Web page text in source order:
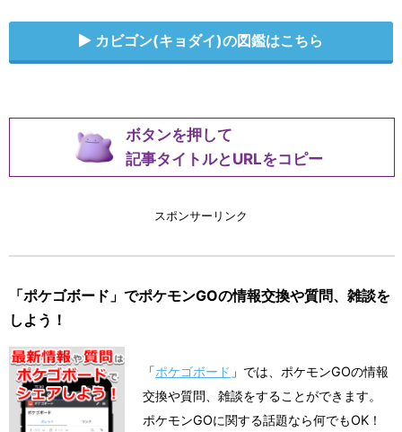
カビゴン(キョダイ)の図鑑はこちら
ボタンを押して
記事タイトルとURLをコピー
スポンサーリンク
「ポケゴボード」でポケモンGOの情報交換や質問、雑談を
しよう！
「ポケゴボード 」では、ポケモンGOの情報
交換や質問、雑談をすることができます。
ポケモンGOに関する話題なら何でもOK！